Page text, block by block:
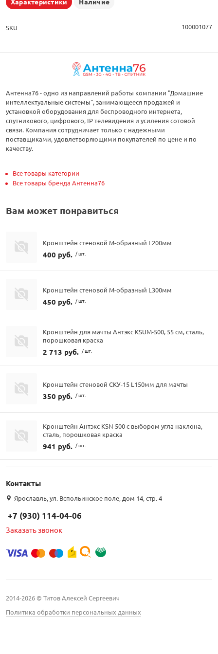
SKU 100001077
Антенна76 - одно из направлений работы компании "Домашние
интеллектуальные системы", занимающееся продажей и
установкой оборудования для беспроводного интернета,
спутникового, цифрового, IP телевидения и усиления сотовой
связи. Компания сотрудничает только с надежными
поставщиками, удовлетворяющими покупателей по цене и по
качеству.
Все товары категории
Все товары бренда Антенна76
Вам может понравиться
Кронштейн стеновой М-образный L200мм
400 руб. / шт.
Кронштейн стеновой М-образный L300мм
450 руб. / шт.
Кронштейн для мачты Антэкс KSUM-500, 55 см, сталь,
порошковая краска
2 713 руб. / шт.
Кронштейн стеновой СКУ-15 L150мм для мачты
350 руб. / шт.
Кронштейн Антэкс KSN-500 с выбором угла наклона,
сталь, порошковая краска
941 руб. / шт.
Контакты
Ярославль, ул. Вспольинское поле, дом 14, стр. 4
+7 (930) 114-04-06
Заказать звонок
2014-2026 © Титов Алексей Сергеевич
Политика обработки персональных данных